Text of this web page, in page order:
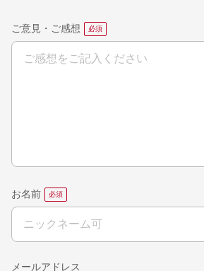
ご意見・ご感想
お名前
メールアドレス